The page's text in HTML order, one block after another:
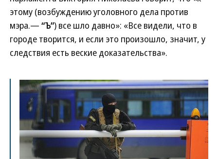
этому (возбуждению уголовного дела против
мэра.— “Ъ”) все шло давно»: «Все видели, что в
городе творится, и если это произошло, значит, у
следствия есть веские доказательства».